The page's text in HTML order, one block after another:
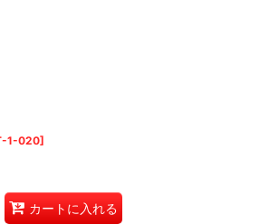
1-020]
カートに入れる